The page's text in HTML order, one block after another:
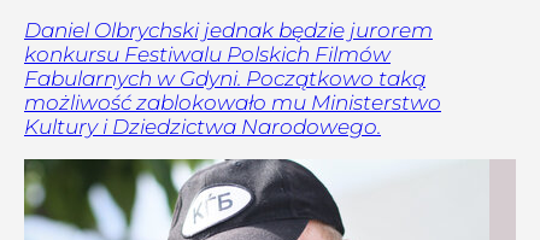
Daniel Olbrychski jednak będzie jurorem
konkursu Festiwalu Polskich Filmów
Fabularnych w Gdyni. Początkowo taką
możliwość zablokowało mu Ministerstwo
Kultury i Dziedzictwa Narodowego.